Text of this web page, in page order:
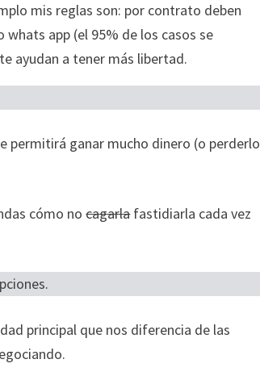
mis reglas son: por contrato deben
whats app (el 95% de los casos se
ayudan a tener más libertad.
permitirá ganar mucho dinero (o perderlo
cómo nocagarlafastidiarla cada vez
principal que nos diferencia de las